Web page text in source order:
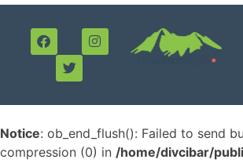
Notice: ob_end_flush(): Failed to send
compression (0) in /home/divcibar/